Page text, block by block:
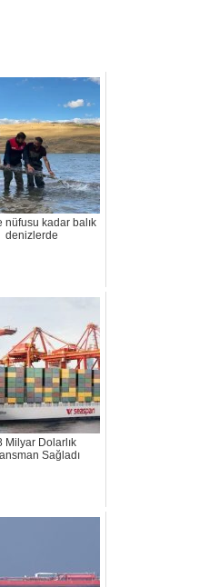
nüfusu kadar balık
denizlerde
Milyar Dolarlık
Sağladı